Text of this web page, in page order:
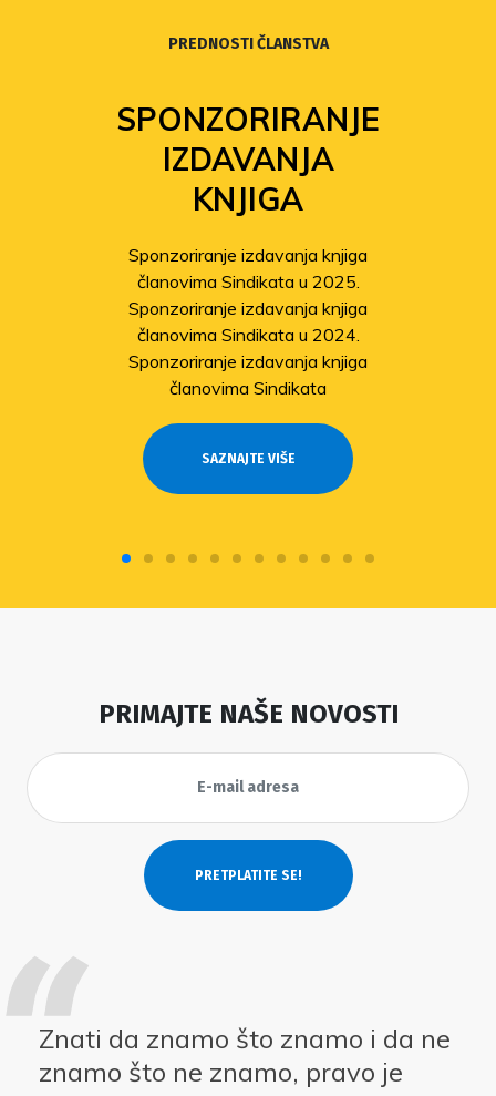
PREDNOSTI ČLANSTVA
SPONZORIRANJE
IZDAVANJA
KNJIGA
Sponzoriranje izdavanja knjiga
članovima Sindikata u 2025.
Sponzoriranje izdavanja knjiga
članovima Sindikata u 2024.
Sponzoriranje izdavanja knjiga
članovima Sindikata
SAZNAJTE VIŠE
PRIMAJTE NAŠE NOVOSTI
Znati da znamo što znamo i da ne
znamo što ne znamo, pravo je